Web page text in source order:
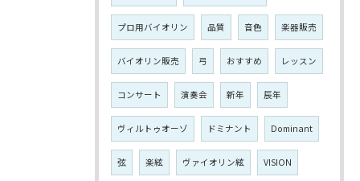
プロ用バイオリン 品質 音色 楽器販売
バイオリン販売 弓 おすすめ レッスン
コンサート 演奏会 新年 辰年
ヴィルトゥオーゾ ドミナント Dominant
弦 楽絃 ヴァイオリン絃 VISION